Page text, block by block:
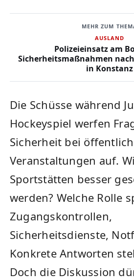
MEHR ZUM
AUSLAND
Polizeieinsatz am
Sicherheitsmaßnahmen
in Konstanz
Die Schüsse während
Hockeyspiel werfen
Sicherheit bei
Veranstaltungen auf.
Sportstätten besser
werden? Welche Rolle
Zugangskontrollen,
Sicherheitsdienste,
Konkrete Antworten
Doch die Diskussion